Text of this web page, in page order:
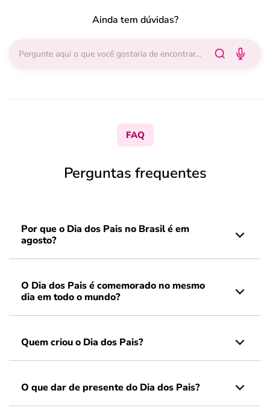
Ainda tem dúvidas?
FAQ
Perguntas frequentes
Por que o Dia dos Pais no Brasil é em
agosto?
O Dia dos Pais é comemorado no mesmo
dia em todo o mundo?
Quem criou o Dia dos Pais?
O que dar de presente do Dia dos Pais?